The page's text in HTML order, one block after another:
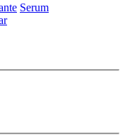
Serum